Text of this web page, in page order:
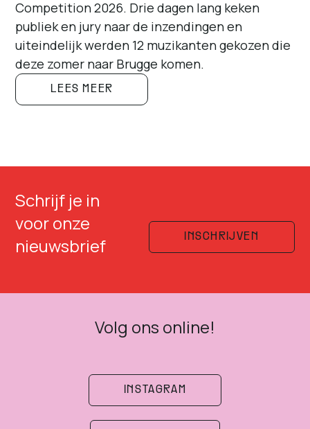
Competition 2026. Drie dagen lang keken
publiek en jury naar de inzendingen en
uiteindelijk werden 12 muzikanten gekozen die
deze zomer naar Brugge komen.
LEES MEER
Schrijf je in
voor onze
nieuwsbrief
INSCHRIJVEN
Volg ons online!
INSTAGRAM